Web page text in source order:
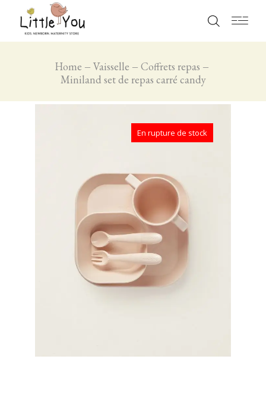
Home Vaisselle
Coffrets repas
Miniland set de repas carré candy
En rupture de stock